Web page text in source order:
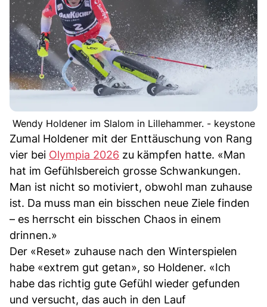
Wendy Holdener im Slalom in Lillehammer. - keystone
Zumal Holdener mit der Enttäuschung von Rang
vier bei Olympia 2026 zu kämpfen hatte. «Man
hat im Gefühlsbereich grosse Schwankungen.
Man ist nicht so motiviert, obwohl man zuhause
ist. Da muss man ein bisschen neue Ziele finden
– es herrscht ein bisschen Chaos in einem
drinnen.»
Der «Reset» zuhause nach den Winterspielen
habe «extrem gut getan», so Holdener. «Ich
habe das richtig gute Gefühl wieder gefunden
und versucht, das auch in den Lauf